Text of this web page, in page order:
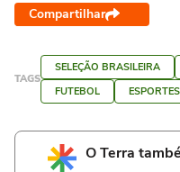
Compartilhar
TAGS
SELEÇÃO BRASILEIRA
FUTEBOL
ESPORTES
O Terra